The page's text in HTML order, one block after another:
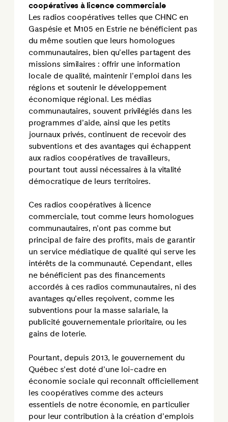
coopératives à licence commerciale
Les radios coopératives telles que CHNC en
Gaspésie et M105 en Estrie ne bénéficient pas
du même soutien que leurs homologues
communautaires, bien qu’elles partagent des
missions similaires : offrir une information
locale de qualité, maintenir l’emploi dans les
régions et soutenir le développement
économique régional. Les médias
communautaires, souvent privilégiés dans les
programmes d’aide, ainsi que les petits
journaux privés, continuent de recevoir des
subventions et des avantages qui échappent
aux radios coopératives de travailleurs,
pourtant tout aussi nécessaires à la vitalité
démocratique de leurs territoires.
Ces radios coopératives à licence
commerciale, tout comme leurs homologues
communautaires, n’ont pas comme but
principal de faire des profits, mais de garantir
un service médiatique de qualité qui serve les
intérêts de la communauté. Cependant, elles
ne bénéficient pas des financements
accordés à ces radios communautaires, ni des
avantages qu’elles reçoivent, comme les
subventions pour la masse salariale, la
publicité gouvernementale prioritaire, ou les
gains de loterie.
Pourtant, depuis 2013, le gouvernement du
Québec s’est doté d’une loi-cadre en
économie sociale qui reconnaît officiellement
les coopératives comme des acteurs
essentiels de notre économie, en particulier
pour leur contribution à la création d’emplois